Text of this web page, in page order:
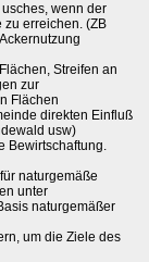
wenn der
zu erreichen. (ZB
Streifen an
zur
Flächen
direkten Einfluß
usw)
Bewirtschaftung.
naturgemäße
unter
naturgemäßer
um die Ziele des